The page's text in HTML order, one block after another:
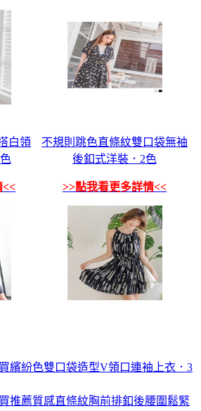
白領
<<
不規則跳色直條紋雙口袋無袖
後釦式洋裝．2色
>>點我看更多詳情<<
繽紛色雙口袋造型V領口連袖上衣．3
推薦質感直條紋胸前排釦後腰圍鬆緊